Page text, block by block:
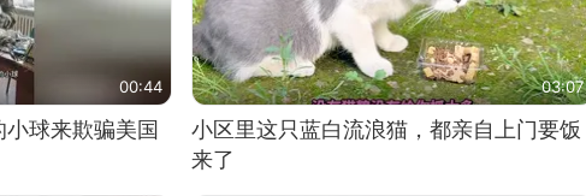
00:44
球来欺骗美国
03:07
小区里这只蓝白流浪猫，都亲自上门要饭
来了